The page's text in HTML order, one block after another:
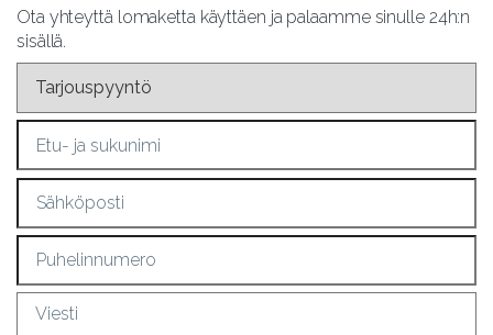
Ota yhteyttä lomaketta käyttäen ja palaamme sinulle 24h:n
sisällä.